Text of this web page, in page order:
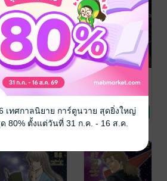
GINTAMA!! กิน
ทามะ เล่ม 61
Hideaki Sorachi/
Siam Inter Comics
การ์ตูนทั่วไป
1 Rating
GINTAMA!! กิน
ทามะ เล่ม 60
Hideaki Sorachi/
Siam Inter Comics
การ์ตูนทั่วไป
2 Rating
เทศกาลนิยาย การ์ตูนวาย สุดยิ่งใหญ่
80% ตั้งแต่วันที่ 31 ก.ค. - 16 ส.ค.